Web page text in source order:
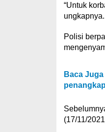
“Untuk
ungkapnya.
Polisi
Baca Juga
(17/11/